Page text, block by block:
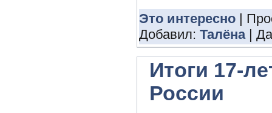
Это интересно |
Добавил: Талёна|
Итоги 17-
России